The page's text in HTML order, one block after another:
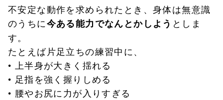
不安定な動作を求められたとき、身体は無意識
のうちに今ある能力でなんとかしよう としま
す。
たとえば片足立ちの練習中に、
• 上半身が大きく揺れる
• 足指を強く握りしめる
• 腰やお尻に力が入りすぎる